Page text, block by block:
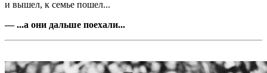
и вышел, к семье пошел...
— ...а они дальше поехали...